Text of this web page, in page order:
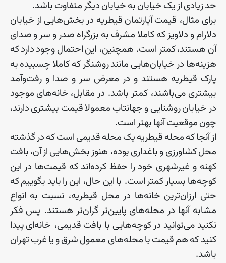
حدزیادیازیکخیابانبهخیاباندیگرمتفاوتباشد.
برای مثال، قیمتآپارتمان قیطریه دربخشهایی ازخیابان
دلارامو دلاویزکهکاملا مشرف به بزرگراه صدرو سروصدای
آن هستند،کمتراست. همچنین، ایناحتمالوجودداردکه
هزینهها درخیابانهایی مانندروشنگرکهکاملا چسبیدهبه
پارک قیطریه هستند و در معرض سر و صدا و رفتوآمد
بیشتری میباشند، کمتر باشد. در مقابل، خانههای موجود
درخیابانروشناییوجهانتاب معمولاقیمت بیشتریدارند،
چونموقعیتآنهابهتراست.
ازآنجاکهمحلهقیطریهیکمحلهقدیمیاستکهدرگذشته
محلکشاورزیوباغداریبوده، هنوزبخشهاییازآن،بافت
کهنه و غیرشهری خود را حفظ کردهاند که قیمتها در این
کوچهها بسیارکمتراست. بااین حال، اینراباید بگوییمکه
حتی ارزانترین خانهها در محل قیطریه، نسبت به انواع
مشابه آنها در محلههای پایینتر گرانتر هستند. پس فکر
نکنید میتوانید درکوچههایی با بافت قدیمی، خانهایپیدا
کنیدکههمقیمتبامحلههای معمولشرقویاغربتهران
باشد.